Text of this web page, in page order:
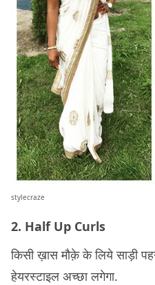
stylecraze
2. Half Up Curls
किसी ख़ास मौक़े के लिये साड़ी
हेयरस्टाइल अच्छा लगेगा.